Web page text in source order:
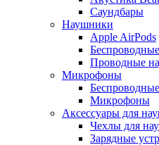
Саундбары
Наушники
Apple AirPods
Проводные
Микрофоны
Микрофоны
Аксессуары для
Чехлы для
Зарядные